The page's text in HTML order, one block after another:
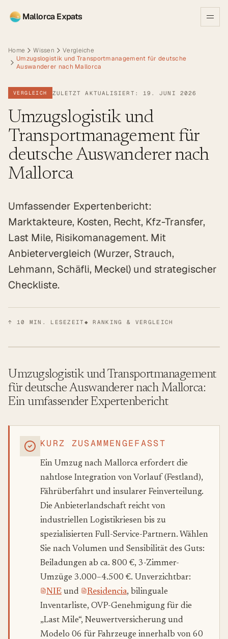
Mallorca Expats
Home Wissen
Vergleiche
Umzugslogistik und Transportmanagement für deutsche
Auswanderer nach Mallorca
VERGLEICH ZULETZT AKTUALISIERT: 19. JUNI 2026
Umzugslogistik und
Transportmanagement für
deutsche Auswanderer nach
Mallorca
Umfassender Expertenbericht:
Marktakteure, Kosten, Recht, Kfz-Transfer,
Last Mile, Risikomanagement. Mit
Anbietervergleich (Wurzer, Strauch,
Lehmann, Schäfli, Meckel) und strategischer
Checkliste.
↑ 10 MIN. LESEZEIT ◆ RANKING & VERGLEICH
Umzugslogistik und Transportmanagement
für deutsche Auswanderer nach Mallorca:
Ein umfassender Expertenbericht
KURZ ZUSAMMENGEFASST
Ein Umzug nach Mallorca erfordert die
nahtlose Integration von Vorlauf (Festland),
Fährüberfahrt und insularer Feinverteilung.
Die Anbieterlandschaft reicht von
industriellen Logistikriesen bis zu
spezialisierten Full-Service-Partnern. Wählen
Sie nach Volumen und Sensibilität des Guts:
Beiladungen ab ca. 800 €, 3-Zimmer-
Umzüge 3.000–4.500 €. Unverzichtbar:
NIE und Residencia, bilinguale
Inventarliste, OVP-Genehmigung für die
„Last Mile“, Neuwertversicherung und
Modelo 06 für Fahrzeuge innerhalb von 60